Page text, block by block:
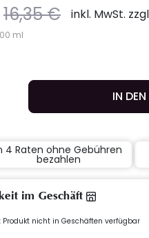
Preis
16,35 €toinkl. MwSt.
ml
IN
4 Raten ohne Gebühren
bezahlen
im Geschäft
Produkt nicht in Geschäften verfügbar